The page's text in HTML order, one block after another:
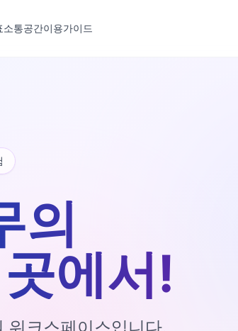
소통공간이용가이드
의
에서!